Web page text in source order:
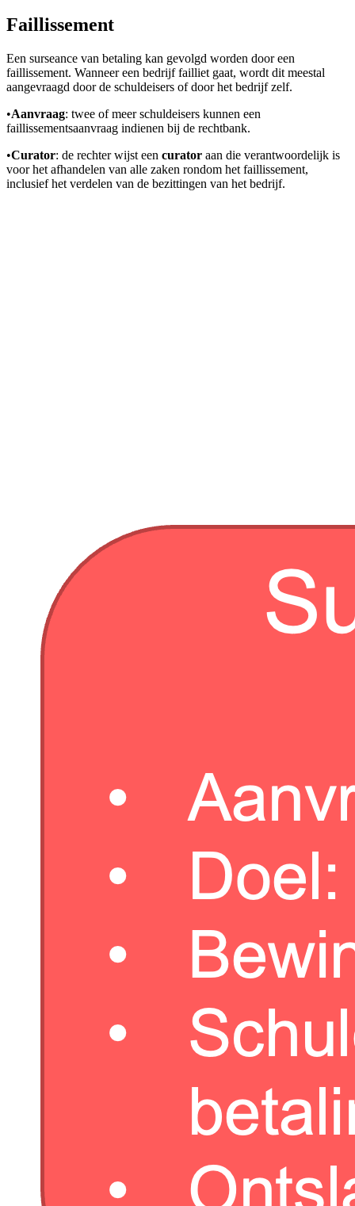
Faillissement
Een surseance van betaling kan gevolgd worden door een
faillissement. Wanneer een bedrijf failliet gaat, wordt dit meestal
aangevraagd door de schuldeisers of door het bedrijf zelf.
•Aanvraag: twee of meer schuldeisers kunnen een
faillissementsaanvraag indienen bij de rechtbank.
•Curator: de rechter wijst een curator aan die verantwoordelijk is
voor het afhandelen van alle zaken rondom het faillissement,
inclusief het verdelen van de bezittingen van het bedrijf.